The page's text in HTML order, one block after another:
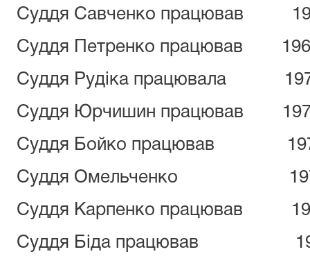
Суддя Савченко працював
Суддя Петренко працював 1966
Суддя Рудіка працювала
Суддя Юрчишин працював
Суддя Бойко працював 1971
Суддя Омельченко 1973
Суддя Карпенко працював
Суддя Біда працював 1976